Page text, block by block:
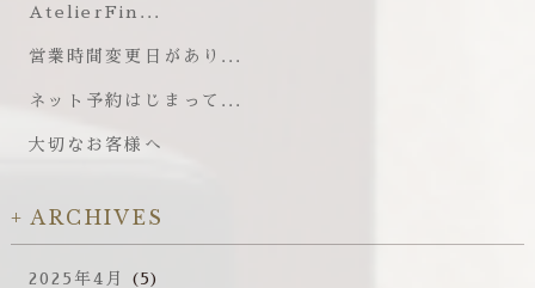
AtelierFin...
営業時間変更日があり...
ネット予約はじまって...
大切なお客様へ
ARCHIVES
2025年4月 (5)